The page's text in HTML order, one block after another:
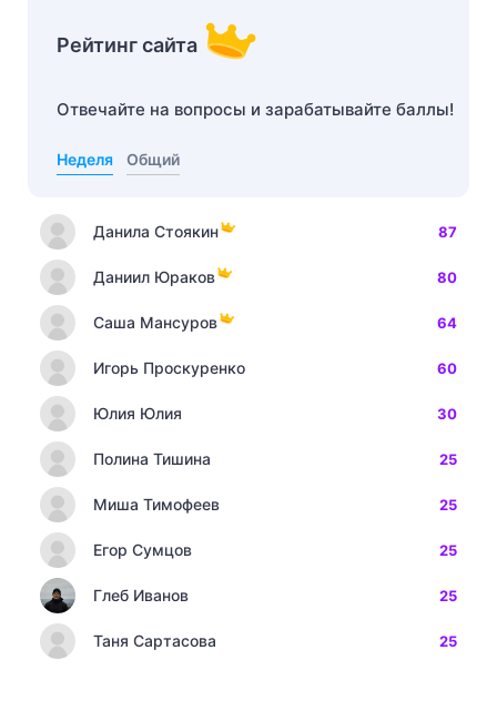
Рейтинг сайта
Отвечайте на вопросы и зарабатывайте баллы!
Неделя Общий
Данила Стоякин 87
Даниил Юраков 80
Саша Мансуров 64
Игорь Проскуренко 60
Юлия Юлия 30
Полина Тишина 25
Миша Тимофеев 25
Егор Сумцов 25
Глеб Иванов 25
Таня Сартасова 25